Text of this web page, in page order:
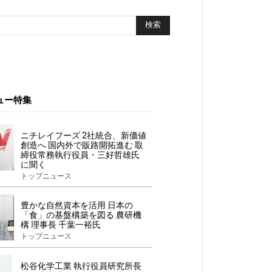
ー特集
ニチレイフーズ 2社統合、新価値
創造へ 国内外で販路開拓進む 取
締役常務執行役員・三好哲雄氏
に聞く
トップニュース
豊かな自然資本を活用 日本の
「食」の基盤構築を図る 農研機
構 理事長 千葉一裕氏
トップニュース
松谷化学工業 執行役員研究所長